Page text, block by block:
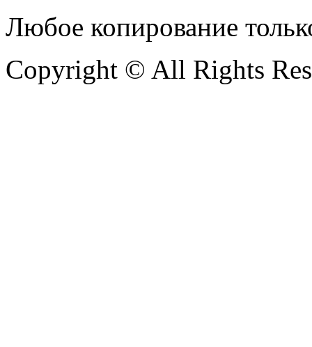
Любое копирование
Copyright © All Rights